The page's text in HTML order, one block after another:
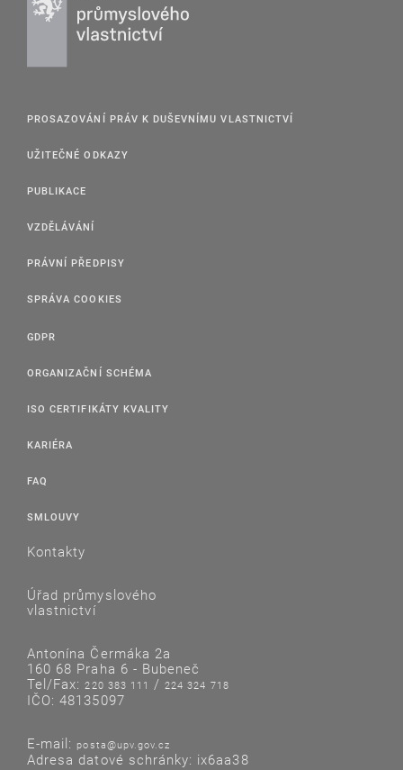
PROSAZOVÁNÍ PRÁV K DUŠEVNÍMU VLASTNICTVÍ
UŽITEČNÉ ODKAZY
PUBLIKACE
VZDĚLÁVÁNÍ
PRÁVNÍ PŘEDPISY
SPRÁVA COOKIES
GDPR
ORGANIZAČNÍ SCHÉMA
ISO CERTIFIKÁTY KVALITY
KARIÉRA
FAQ
SMLOUVY
Kontakty
Úřad průmyslového
vlastnictví
Antonína Čermáka 2a
160 68 Praha 6 - Bubeneč
Tel/Fax:220 383 111 /224 324 718
IČO: 48135097
E-mail: posta@upv.gov.cz
Adresa datové schránky: ix6aa38